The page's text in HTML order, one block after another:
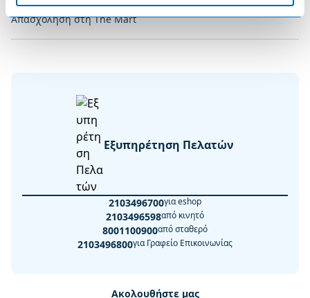
Απασχόληση στη The Mart
Εξυπηρέτηση Πελατών
2103496700για eshop
2103496598από κινητό
8001100900από σταθερό
2103496800για Γραφείο Επικοινωνίας
Ακολουθήστε μας